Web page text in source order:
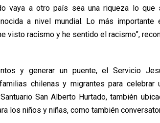
vaya a otro país sea una riqueza lo que
a nivel mundial. Lo más
visto racismo y he sentido el racismo”,
y generar un puente, el Servicio
chilenas y migrantes para celebrar
San Alberto Hurtado, también
los niños y niñas, como también